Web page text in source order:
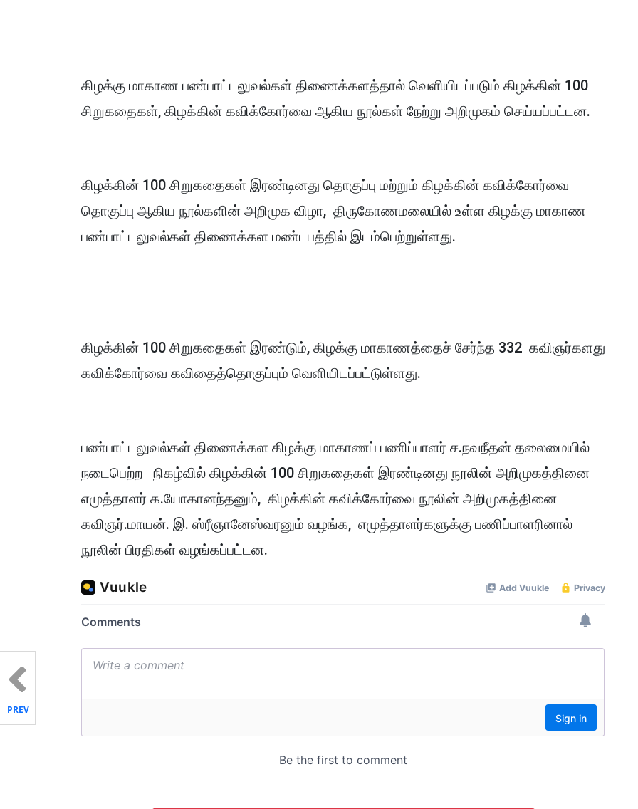
கிழக்கு மாகாண பண்பாட்டலுவல்கள் திணைக்களத்தால் வெளியிடப்படும் கிழக்கின் 100
சிறுகதைகள், கிழக்கின் கவிக்கோர்வை ஆகிய நூல்கள் நேற்று அறிமுகம் செய்யப்பட்டன.
கிழக்கின் 100 சிறுகதைகள் இரண்டினது தொகுப்பு மற்றும் கிழக்கின் கவிக்கோர்வை
தொகுப்பு ஆகிய நூல்களின் அறிமுக விழா, திருகோணமலையில் உள்ள கிழக்கு மாகாண
பண்பாட்டலுவல்கள் திணைக்கள மண்டபத்தில் இடம்பெற்றுள்ளது.
கிழக்கின் 100 சிறுகதைகள் இரண்டும், கிழக்கு மாகாணத்தைச் சேர்ந்த 332 கவிஞர்களது
கவிக்கோர்வை கவிதைத்தொகுப்பும் வெளியிடப்பட்டுள்ளது.
பண்பாட்டலுவல்கள் திணைக்கள கிழக்கு மாகாணப் பணிப்பாளர் ச.நவநீதன் தலைமையில்
நடைபெற்ற நிகழ்வில் கிழக்கின் 100 சிறுகதைகள் இரண்டினது நூலின் அறிமுகத்தினை
எமுத்தாளர் க.யோகானந்தனும், கிழக்கின் கவிக்கோர்வை நூலின் அறிமுகத்தினை
கவிஞர்.மாயன். இ. ஸ்ரீஞானேஸ்வரனும் வழங்க, எமுத்தாளர்களுக்கு பணிப்பாளரினால்
நூலின் பிரதிகள் வழங்கப்பட்டன.
PREV